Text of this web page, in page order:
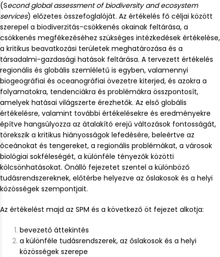
(Second global assessment of biodiversity and ecosystem
services) előzetes összefoglalóját. Az értékelés fő céljai között
szerepel a biodiverzitás-csökkenés okainak feltárása, a
csökkenés megfékezéséhez szükséges intézkedések értékelése,
a kritikus beavatkozási területek meghatározása és a
társadalmi-gazdasági hatások feltárása. A tervezett értékelés
regionális és globális szemléletű is egyben, valamennyi
biogeográfiai és oceanográfiai övezetre kiterjed, és azokra a
folyamatokra, tendenciákra és problémákra összpontosít,
amelyek hatásai világszerte érezhetők. Az első globális
értékelésre, valamint további értékelésekre és eredményekre
építve hangsúlyozza az átalakító erejű változások fontosságát,
törekszik a kritikus hiányosságok lefedésére, beleértve az
óceánokat és tengereket, a regionális problémákat, a városok
biológiai sokféleségét, a különféle tényezők közötti
kölcsönhatásokat. Önálló fejezetet szentel a különböző
tudásrendszereknek, előtérbe helyezve az őslakosok és a helyi
közösségek szempontjait.
Az értékelést majd az SPM és a következő öt fejezet alkotja:
bevezető áttekintés
a különféle tudásrendszerek, az őslakosok és a helyi
közösségek szerepe